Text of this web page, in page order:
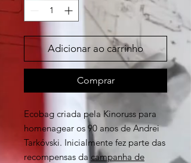
Adicionar ao carrinho
Comprar
Ecobag criada pela Kinoruss para
homenagear os 90 anos de Andrei
Tarkóvski. Inicialmente fez parte das
recompensas da campanha de